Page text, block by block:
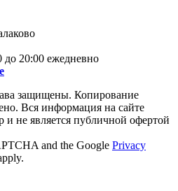
до 20:00 ежедневно
защищены. Копирование
Вся информация на сайте
и не является публичной офертой
and the Google Privacy